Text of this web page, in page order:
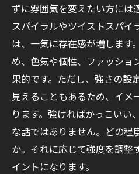
ずに雰囲気を変えたい方には
スパイラルやツイストスパイ
は、一気に存在感が増します
め、色気や個性、ファッショ
果的です。ただし、強さの設
見えることもあるため、イメ
ります。強ければかっこいい
な話ではありません。どの程
か。それに応じて強度を調整
イントになります。